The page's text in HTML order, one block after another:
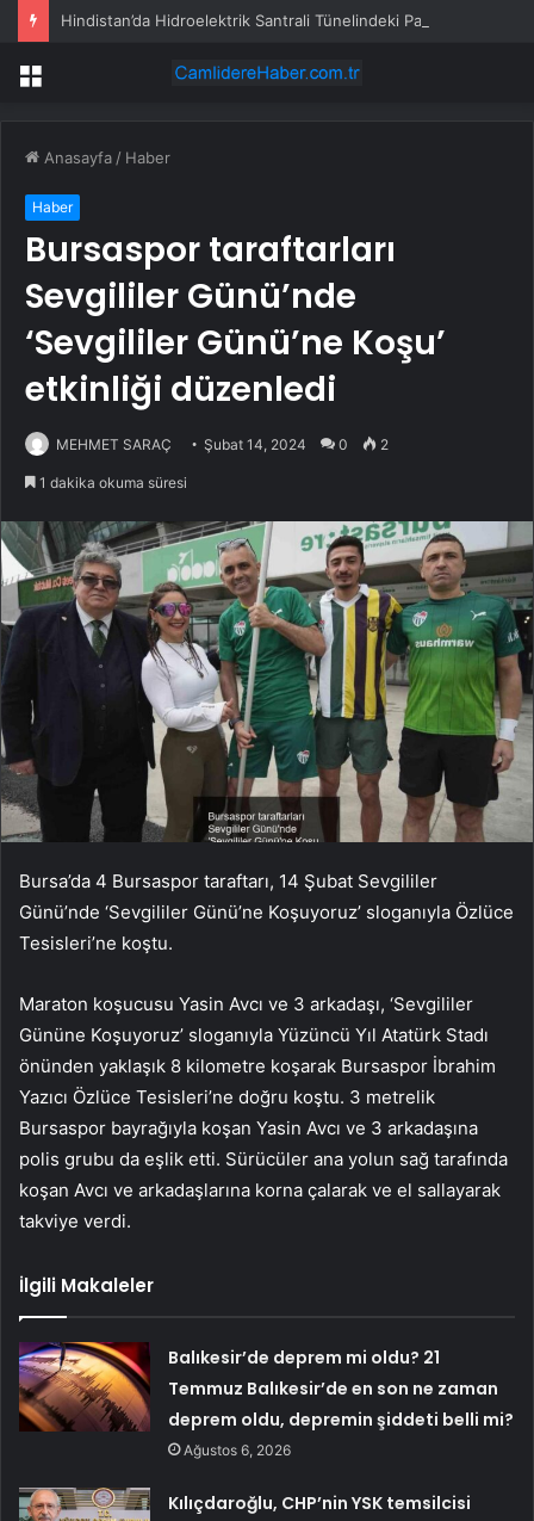
Menü
Anasayfa / Haber
Haber
Bursaspor taraftarları
Sevgililer Günü’nde
‘Sevgililer Günü’ne Koşu’
etkinliği düzenledi
MEHMET SARAÇ Şubat 14, 2024 0 2
1 dakika okuma süresi
Bursa’da 4 Bursaspor taraftarı, 14 Şubat Sevgililer
Günü’nde ‘Sevgililer Günü’ne Koşuyoruz’ sloganıyla Özlüce
Tesisleri’ne koştu.
Maraton koşucusu Yasin Avcı ve 3 arkadaşı, ‘Sevgililer
Gününe Koşuyoruz’ sloganıyla Yüzüncü Yıl Atatürk Stadı
önünden yaklaşık 8 kilometre koşarak Bursaspor İbrahim
Yazıcı Özlüce Tesisleri’ne doğru koştu. 3 metrelik
Bursaspor bayrağıyla koşan Yasin Avcı ve 3 arkadaşına
polis grubu da eşlik etti. Sürücüler ana yolun sağ tarafında
koşan Avcı ve arkadaşlarına korna çalarak ve el sallayarak
takviye verdi.
İlgili Makaleler
Balıkesir’de deprem mi oldu? 21
Temmuz Balıkesir’de en son ne zaman
deprem oldu, depremin şiddeti belli mi?
Ağustos 6, 2026
Kılıçdaroğlu, CHP’nin YSK temsilcisi